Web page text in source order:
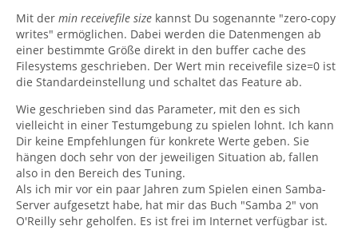
Mit der min receivefile size kannst Du sogenannte "zero-copy
writes" ermöglichen. Dabei werden die Datenmengen ab
einer bestimmte Größe direkt in den buffer cache des
Filesystems geschrieben. Der Wert min receivefile size=0 ist
die Standardeinstellung und schaltet das Feature ab.
Wie geschrieben sind das Parameter, mit den es sich
vielleicht in einer Testumgebung zu spielen lohnt. Ich kann
Dir keine Empfehlungen für konkrete Werte geben. Sie
hängen doch sehr von der jeweiligen Situation ab, fallen
also in den Bereich des Tuning.
Als ich mir vor ein paar Jahren zum Spielen einen Samba-
Server aufgesetzt habe, hat mir das Buch "Samba 2" von
O'Reilly sehr geholfen. Es ist frei im Internet verfügbar ist.